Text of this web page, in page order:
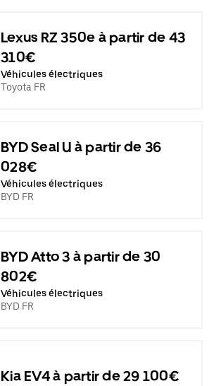
Lexus RZ 350e à partir de 43
310€
Véhicules électriques
Toyota FR
BYD Seal U à partir de 36
028€
Véhicules électriques
BYD FR
BYD Atto 3 à partir de 30
802€
Véhicules électriques
BYD FR
Kia EV4 à partir de 29 100€